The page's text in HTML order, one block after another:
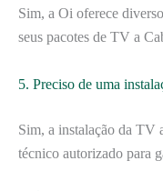
Sim, a Oi oferece
seus pacotes de TV a
5. Preciso de uma
Sim, a instalação da TV
técnico autorizado para